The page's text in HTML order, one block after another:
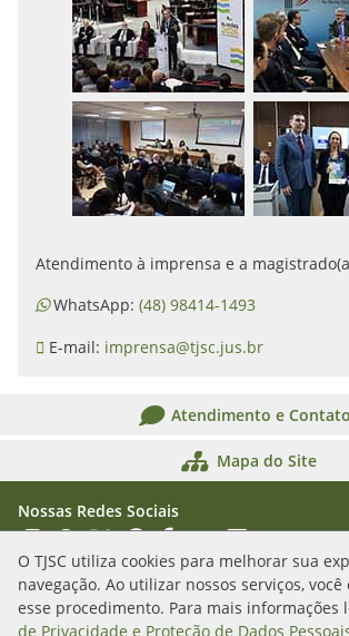
O TJSC utiliza cookies para melhorar sua
navegação. Ao utilizar nossos serviços,
esse procedimento. Para mais informações
de Privacidade e Proteção de Dados
Atendimento à imprensa e a
WhatsApp: (48) 98414-1493
E-mail: imprensa@tjsc.jus.br
Atendimento e
Mapa do Site
Nossas Redes Sociais
Acessar Instagram
Acessar WhatsApp
Acessar XAcessar Threads
Acessar Facebook
Acessar YouTube
Acessar Flickr
Acessar
Rua Álvaro Millen da Silveira, n. 208
Florianópolis/SC - CEP: 88020-901